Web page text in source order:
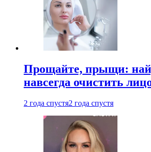
Прощайте, прыщи:
навсегда очистить
2 года спустя2 года спустя